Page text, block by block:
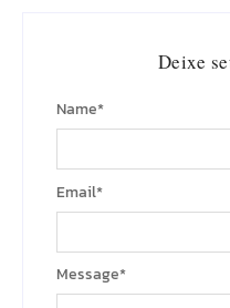
Deixe
Message*
Name*
Email*